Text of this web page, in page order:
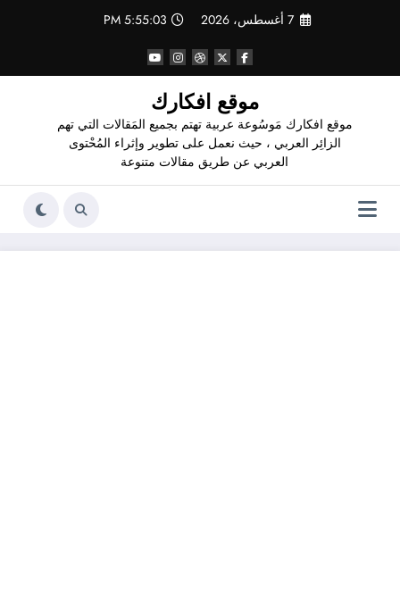
7 أغسطس، 2026 5:55:04 PM
موقع افكارك
موقع افكارك مَوسُوعة عربية تهتم بجميع المَقالات التي تهم
الزائِر العربي ، حيث نعمل على تطوير وإثراء المُحْتوى
العربي عن طريق مقالات متنوعة